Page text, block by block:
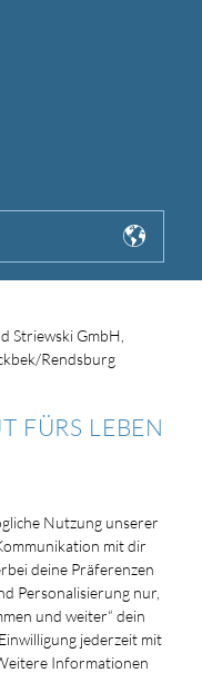
Striewski GmbH,
Rendsburg
FÜRS LEBEN
Nutzung unserer
mit dir
deine Präferenzen
Personalisierung nur,
und weiter“ dein
jederzeit mit
Informationen